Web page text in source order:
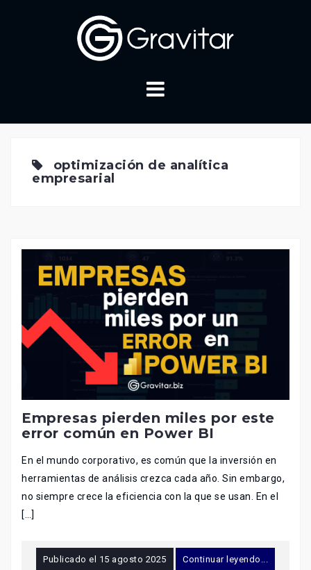
optimización de analítica
empresarial
Empresas pierden miles por este
error común en Power BI
En el mundo corporativo, es común que la inversión en
herramientas de análisis crezca cada año. Sin embargo,
no siempre crece la eficiencia con la que se usan. En el
[…]
Publicado el 15 agosto 2025 Continuar leyendo...